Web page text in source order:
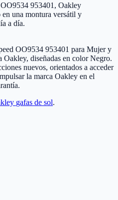
953401, Oakley
en una montura versátil y
a día.
OO9534 953401 para Mujer y
diseñadas en color Negro.
nuevos, orientados a acceder
la marca Oakley en el
gafas de sol.